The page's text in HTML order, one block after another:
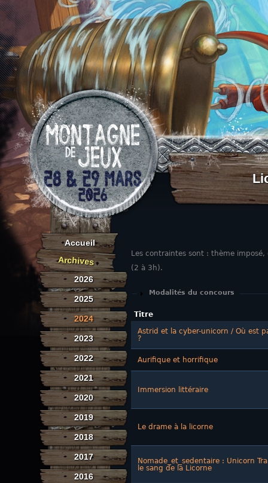
Aller au contenu
Les contraintes sont : thème
(2 à 3h).
Afficher
Modalités du concours
Titre
Astrid et la cyber-unicorn / Où est
?
Aurifique et horrifique
Immersion littéraire
Le drame à la licorne
Nomade_et_sedentaire : Unicorn
le sang de la Licorne
Accueil
Archives
2026
2025
2024
2023
2022
2021
2020
2019
2018
2017
2016